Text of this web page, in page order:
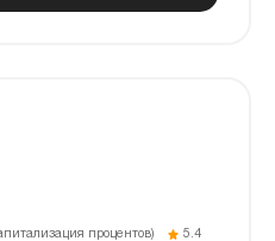
процентов) 5.4